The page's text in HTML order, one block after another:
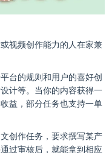
视频创作能力的人在家兼
台的规则和用户的喜好创
计等。当你的内容获得一
益，部分任务也支持一单
创作任务，要求撰写某产
过审核后，就能拿到相应